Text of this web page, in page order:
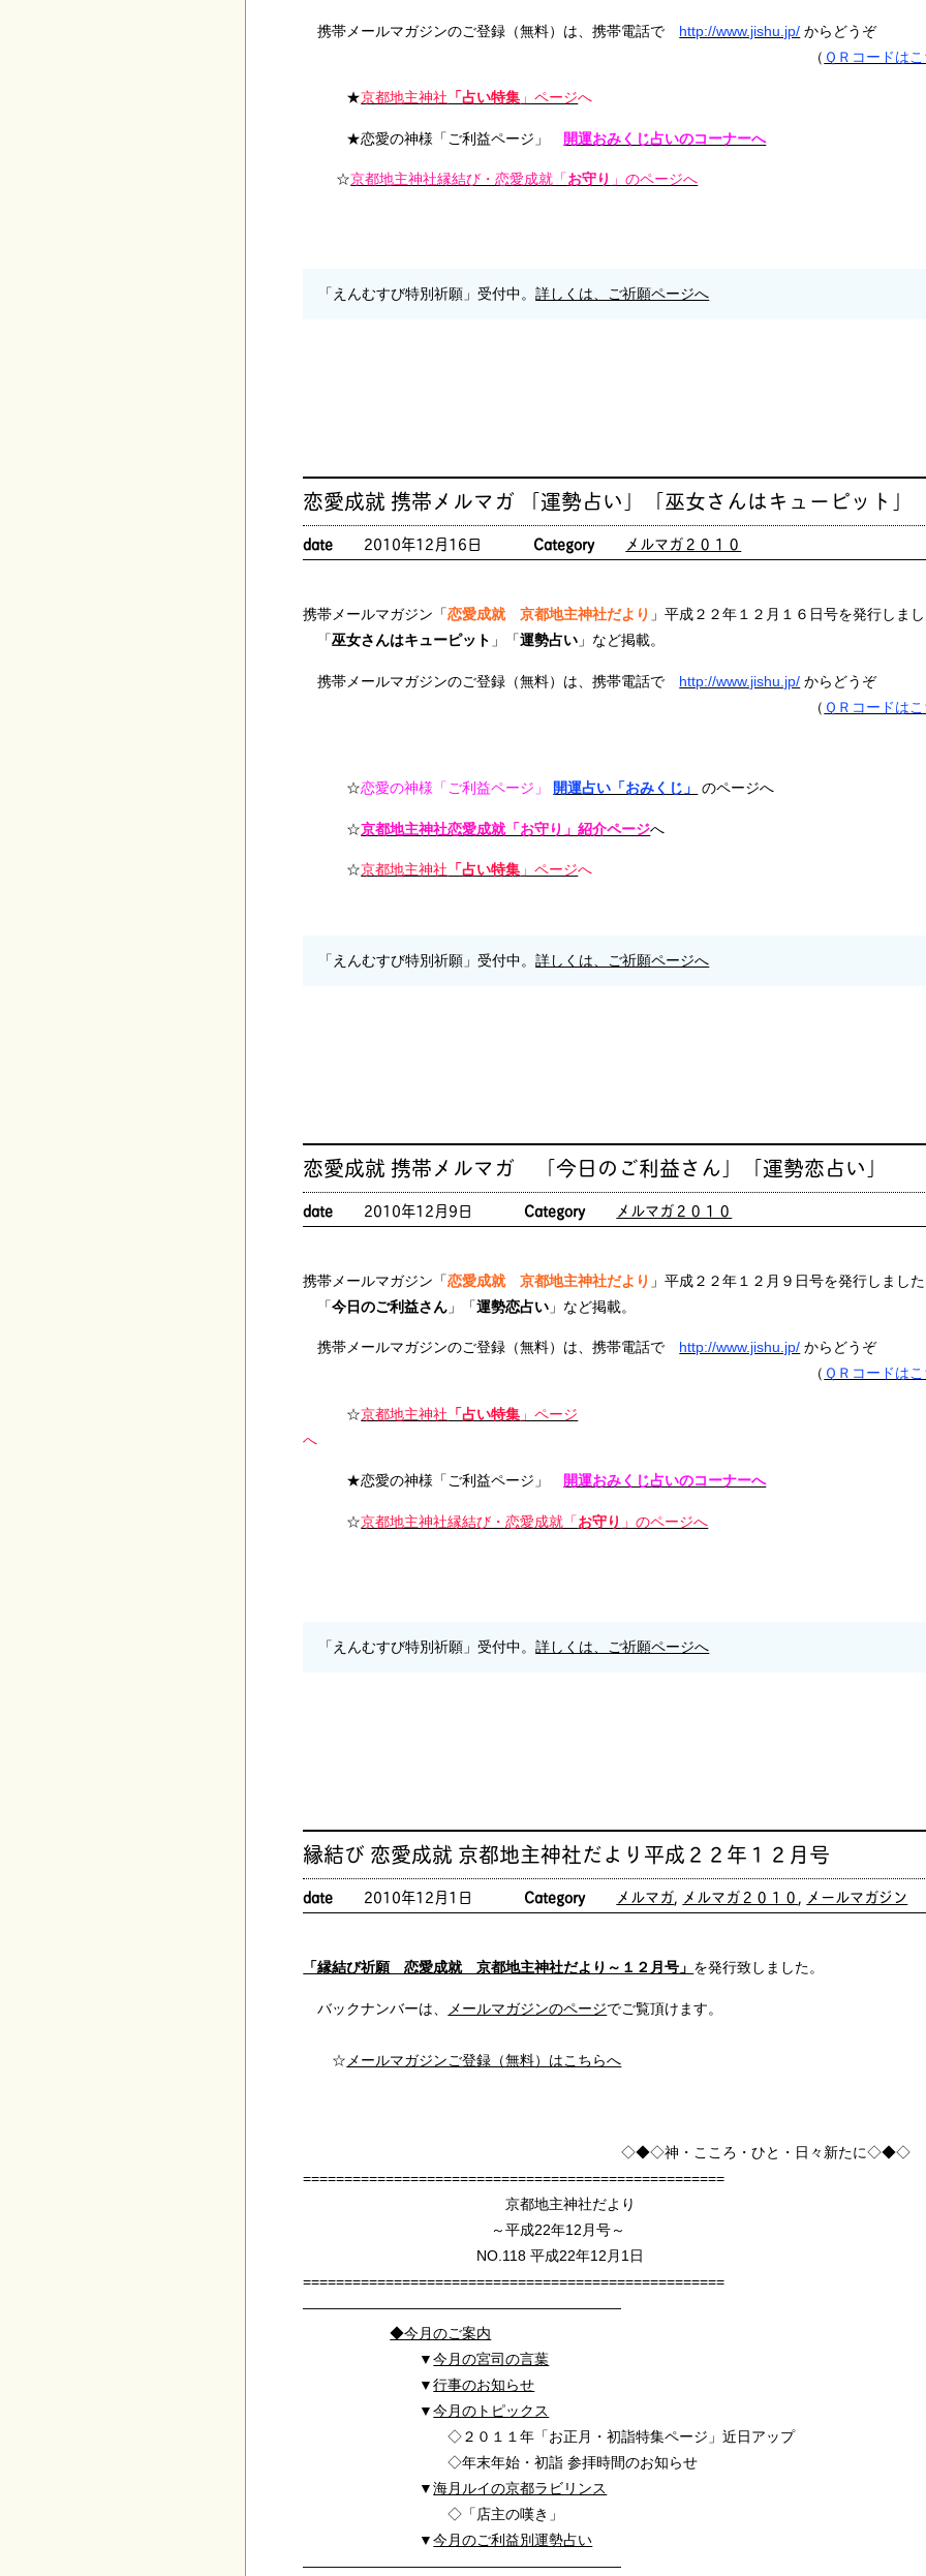
携帯メールマガジンのご登録（無料）は、携帯電話で http://www.jishu.jp/ からどうぞ
（ ＱＲコードは
★京都地主神社 「占い特集 」ページへ
★恋愛の神様「ご利益ページ」 開運おみくじ占いのコーナーへ
☆京都地主神社縁結び・恋愛成就「お守り 」のページへ
「えんむすび特別祈願」受付中。詳しくは、ご祈願ページへ
恋愛成就 携帯メルマガ 「運勢占い」「巫女さんはキューピット」
date 2010年12月16日 Category メルマガ２０１０
携帯メールマガジン「恋愛成就 京都地主神社だより 」平成２２年１２月１６日号を発行しまし
「巫女さんはキューピット 」「運勢占い 」など掲載。
携帯メールマガジンのご登録（無料）は、携帯電話で http://www.jishu.jp/ からどうぞ
（ ＱＲコードは
☆恋愛の神様「ご利益ページ」 開運占い「おみくじ」 のページへ
☆京都地主神社恋愛成就「お守り」紹介ページへ
☆京都地主神社 「占い特集 」ページ
「えんむすび特別祈願」受付中。詳しくは、ご祈願ページへ
恋愛成就 携帯メルマガ 「今日のご利益さん」「運勢恋占い」
date 2010年12月9日 Category メルマガ２０１０
携帯メールマガジン「恋愛成就 京都地主神社だより 」平成２２年１２
「今日のご利益さん 」「運勢恋占い 」など掲載。
携帯メールマガジンのご登録（無料）は、携帯電話で http://www.jishu.jp/ からどうぞ
（ ＱＲコードは
☆京都地主神社 「占い特集 」ページ
★恋愛の神様「ご利益ページ」 開運おみくじ占いのコーナーへ
☆京都地主神社縁結び・恋愛成就「お守り 」のページへ
「えんむすび特別祈願」受付中。詳しくは、ご祈願ページへ
縁結び 恋愛成就 京都地主神社だより平成２２年１２月号
date 2010年12月1日 Category メルマガ, メルマガ２０１０, メールマガジン
「縁結び祈願 恋愛成就 京都地主神社だより～１２月号」 を発行致しました。
バックナンバーは、 メールマガジンのページでご覧頂けます。
☆ メールマガジンご登録（無料）はこちらへ
◇◆◇神・こころ・ひと・日々新たに◇◆◇
===================================================
京都地主神社だより
～平成22年12月号～
NO.118 平成22年12月1日
===================================================
——————————————————————
◆今月のご案内
▼今月の宮司の言葉
▼行事のお知らせ
▼今月のトピックス
◇２０１１年「お正月・初詣特集ページ」近日アップ
◇年末年始・初詣 参拝時間のお知らせ
▼海月ルイの京都ラビリンス
◇「店主の嘆き」
▼今月のご利益別運勢占い
——————————————————————